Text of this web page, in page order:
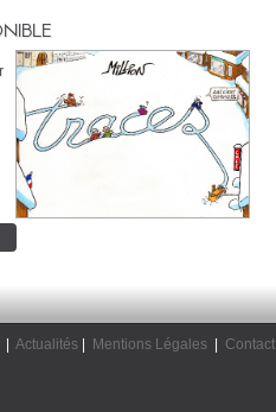
Actualités| Mentions Légales|
Contact